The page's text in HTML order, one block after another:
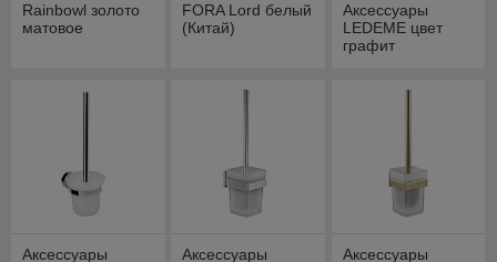
Rainbowl золото
матовое
FORA Lord белый
(Китай)
Аксессуары
LEDEME цвет
графит
Аксессуары
Аксессуары
Аксессуары